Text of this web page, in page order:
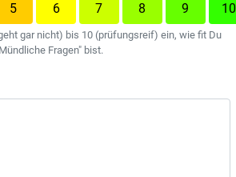
5 6 7 8 9 10
gar nicht) bis 10 (prüfungsreif) ein, wie fit Du
Fragen" bist.